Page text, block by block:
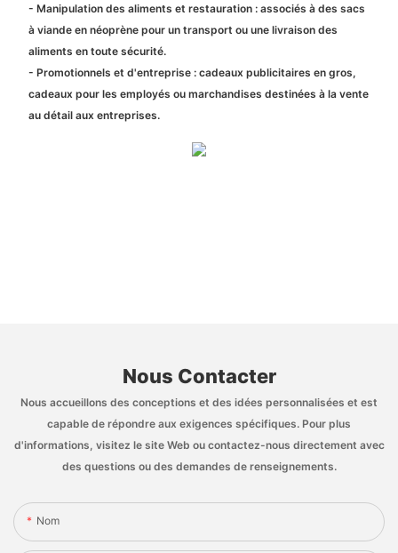
- Manipulation des aliments et restauration : associés à des sacs
à viande en néoprène pour un transport ou une livraison des
aliments en toute sécurité.
- Promotionnels et d'entreprise : cadeaux publicitaires en gros,
cadeaux pour les employés ou marchandises destinées à la vente
au détail aux entreprises.
Nous Contacter
Nous accueillons des conceptions et des idées personnalisées et est
capable de répondre aux exigences spécifiques. Pour plus
d'informations, visitez le site Web ou contactez-nous directement avec
des questions ou des demandes de renseignements.
Nom